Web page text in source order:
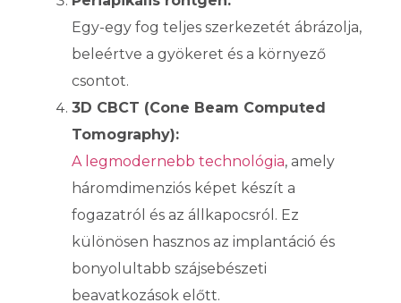
Egy-egy fog teljes szerkezetét ábrázolja,
beleértve a gyökeret és a környező
csontot.
3D CBCT (Cone Beam Computed
Tomography):
A legmodernebb technológia, amely
háromdimenziós képet készít a
fogazatról és az állkapocsról. Ez
különösen hasznos az implantáció és
bonyolultabb szájsebészeti
beavatkozások előtt.